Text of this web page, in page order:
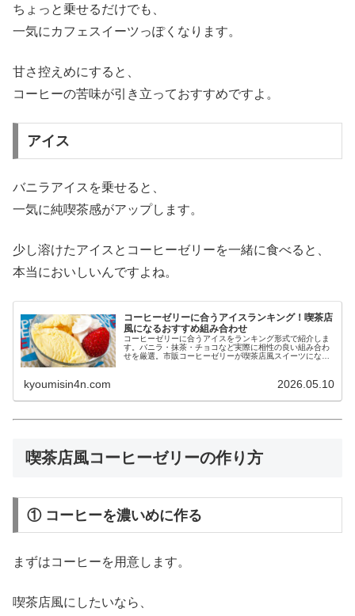
ちょっと乗せるだけでも、
一気にカフェスイーツっぽくなります。
甘さ控えめにすると、
コーヒーの苦味が引き立っておすすめですよ。
アイス
バニラアイスを乗せると、
一気に純喫茶感がアップします。
少し溶けたアイスとコーヒーゼリーを一緒に食べると、
本当においしいんですよね。
コーヒーゼリーに合うアイスランキング！喫茶店
風になるおすすめ組み合わせ
コーヒーゼリーに合うアイスをランキング形式で紹介しま
す。バニラ・抹茶・チョコなど実際に相性の良い組み合わ
せを厳選。市販コーヒーゼリーが喫茶店風スイーツになる
kyoumisin4n.com 2026.05.10
喫茶店風コーヒーゼリーの作り方
① コーヒーを濃いめに作る
まずはコーヒーを用意します。
喫茶店風にしたいなら、